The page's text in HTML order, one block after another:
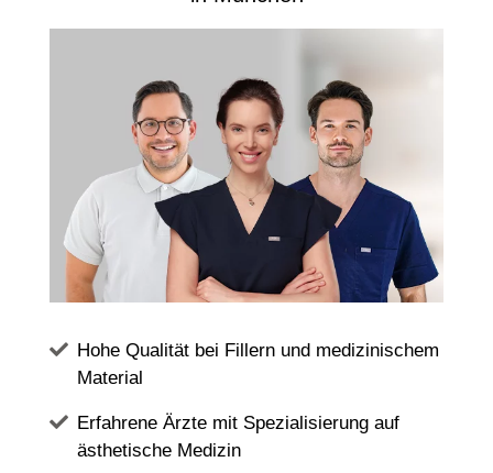
Hohe Qualität bei Fillern und medizinischem
Material
Erfahrene Ärzte mit Spezialisierung auf
ästhetische Medizin